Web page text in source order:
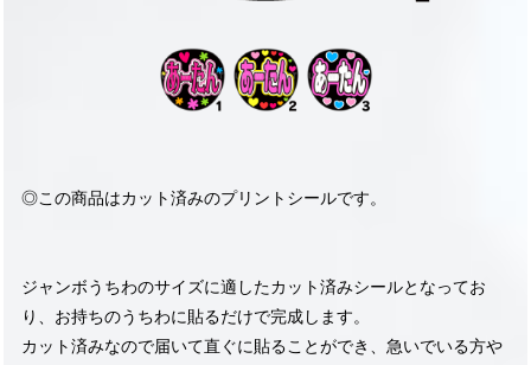
◎この商品はカット済みのプリントシールです。
ジャンボうちわのサイズに適したカット済みシールとなってお
り、お持ちのうちわに貼るだけで完成します。
カット済みなので届いて直ぐに貼ることができ、急いでいる方や